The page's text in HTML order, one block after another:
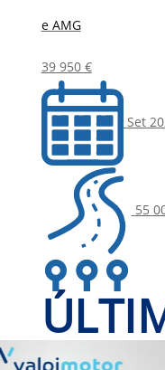
e AMG
39 950 €
Set
55